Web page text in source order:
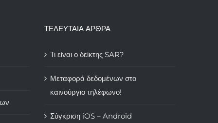
ΤΕΛΕΥΤΑΙΑ ΑΡΘΡΑ
Τι είναι ο δείκτης SAR?
Μεταφορά δεδομένων στο
καινούργιο τηλέφωνο!
Σύγκριση iOS – Android